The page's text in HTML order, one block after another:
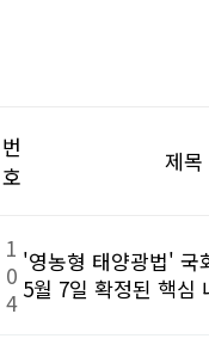
번
호
제목
1
0
4
'영농형 태양광법' 국
5월 7일 확정된 핵심